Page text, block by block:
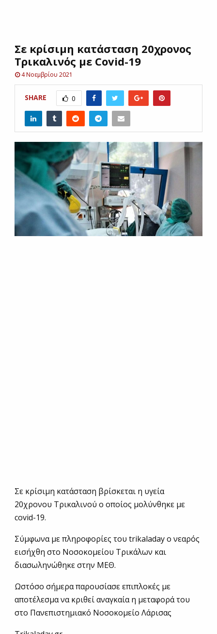
UΣε κρίσιμη κατάσταση 20χρονος
Τρικαλινός με Covid-19
4 Νοεμβρίου 2021
SHARE 0
Σε κρίσιμη κατάσταση βρίσκεται η υγεία
20χρονου Τρικαλινού ο οποίος μολύνθηκε με
covid-19.
Σύμφωνα με πληροφορίες του trikaladay ο νεαρός
εισήχθη στο Νοσοκομείου Τρικάλων και
διασωληνώθηκε στην ΜΕΘ.
Ωστόσο σήμερα παρουσίασε επιπλοκές με
αποτέλεσμα να κριθεί αναγκαία η μεταφορά του
στο Πανεπιστημιακό Νοσοκομείο Λάρισας